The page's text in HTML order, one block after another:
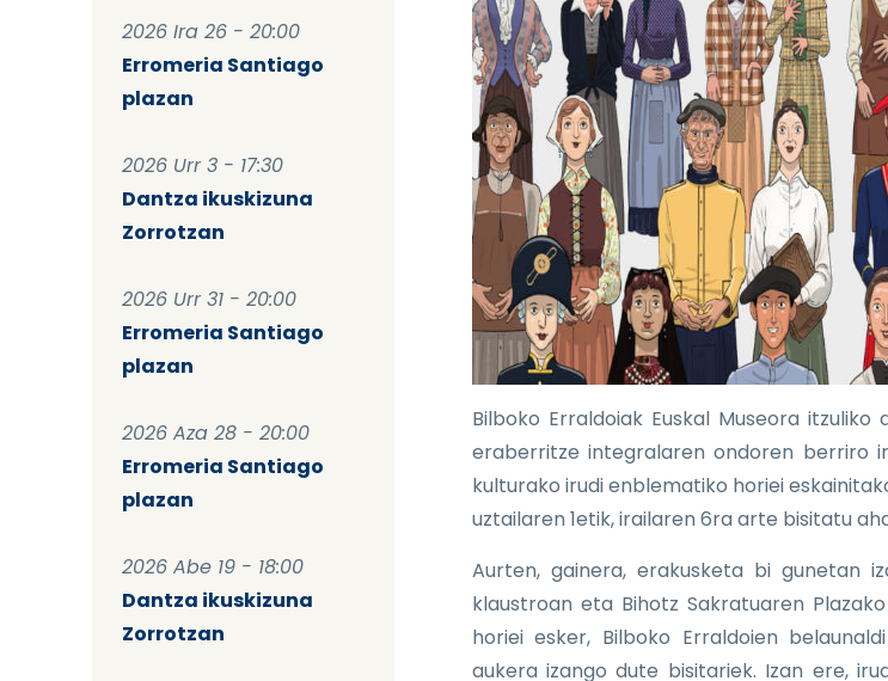
2026 Ira 26 - 20:00
Erromeria Santiago
plazan
2026 Urr 3 - 17:30
Dantza ikuskizuna
Zorrotzan
2026 Urr 31 - 20:00
Erromeria Santiago
plazan
2026 Aza 28 - 20:00
Erromeria Santiago
plazan
2026 Abe 19 - 18:00
Dantza ikuskizuna
Zorrotzan
Bilboko Erraldoiak Euskal Museora
eraberritze integralaren ondoren berriro
kulturako irudi enblematiko horiei
uztailaren 1etik, irailaren 6ra arte bisitatu
Aurten, gainera, erakusketa bi gunetan
klaustroan eta Bihotz Sakratuaren
horiei esker, Bilboko Erraldoien
aukera izango dute bisitariek. Izan ere,